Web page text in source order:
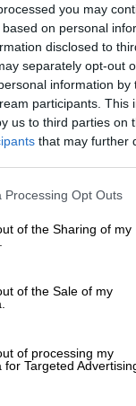
you may
on personal
disclosed to
separately opt-out
information by
participants. This
us to third parties on
that may further
website/app uses
or usage
to Google and its
specified
Processing Opt Outs
of the Sharing of my
of the Sale of my
of processing my
Targeted
ηΝέα
ότι θααπέχει
την
23:22
πρώτο
Σαντορίνη
23:19
Το
εκατ. ευρώ!